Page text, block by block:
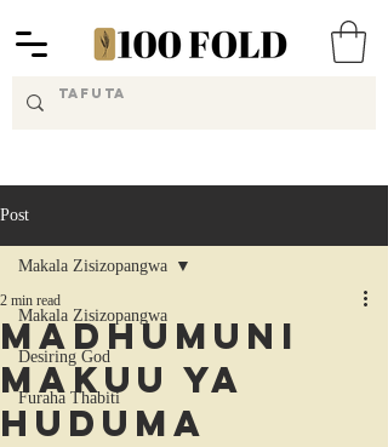
Post
Makala Zisizopangwa
Desiring God
Furaha Thabiti
Makala Zisizopangwa
Madhumuni
Makuu ya
Huduma
2 min read